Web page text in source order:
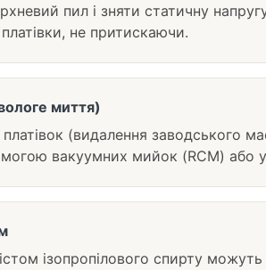
пил і зняти статичну
не притискаючи.
миття)
(видалення заводського
вакуумних мийок (RCM) або
ізопропілового спирту